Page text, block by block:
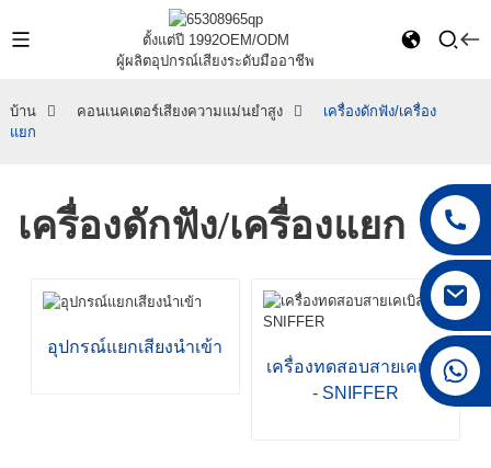
ตั้งแต่ปี 1992OEM/ODM
ผู้ผลิตอุปกรณ์เสียงระดับมืออาชีพ
+86 15168592711
บ้าน คอนเนคเตอร์เสียงความแม่นยำสูง
เครื่องดักฟัง/เครื่อง
แยก
เครื่องดักฟัง/เครื่องแยก
อุปกรณ์แยกเสียงนำเข้า
เครื่องทดสอบสายเคเบิล
- SNIFFER